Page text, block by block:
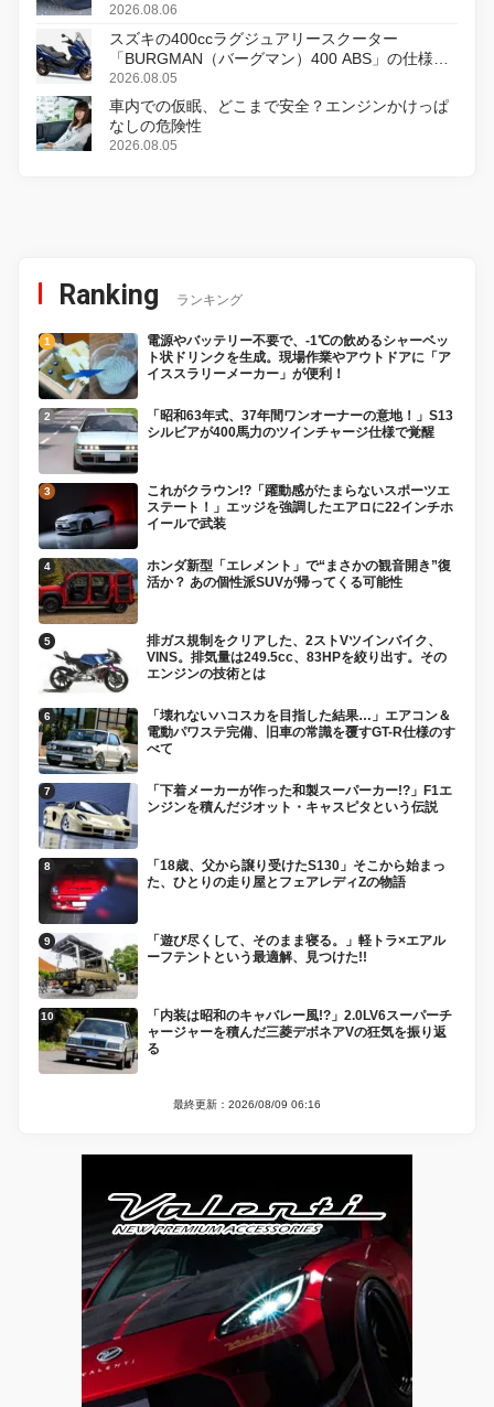
2026.08.06
スズキの400ccラグジュアリースクーター
「BURGMAN（バーグマン）400 ABS」の仕様を
変更し、8月18日に発売
2026.08.05
車内での仮眠、どこまで安全？エンジンかけっぱ
なしの危険性
2026.08.05
Ranking ランキング
電源やバッテリー不要で、-1℃の飲めるシャーベッ
ト状ドリンクを生成。現場作業やアウトドアに「ア
イススラリーメーカー」が便利！
「昭和63年式、37年間ワンオーナーの意地！」S13
シルビアが400馬力のツインチャージ仕様で覚醒
これがクラウン!?「躍動感がたまらないスポーツエ
ステート！」エッジを強調したエアロに22インチホ
イールで武装
ホンダ新型「エレメント」で“まさかの観音開き”復
活か？ あの個性派SUVが帰ってくる可能性
排ガス規制をクリアした、2ストVツインバイク、
VINS。排気量は249.5cc、83HPを絞り出す。その
エンジンの技術とは
「壊れないハコスカを目指した結果…」エアコン＆
電動パワステ完備、旧車の常識を覆すGT-R仕様のす
べて
「下着メーカーが作った和製スーパーカー!?」F1エ
ンジンを積んだジオット・キャスピタという伝説
「18歳、父から譲り受けたS130」そこから始まっ
た、ひとりの走り屋とフェアレディZの物語
「遊び尽くして、そのまま寝る。」軽トラ×エアル
ーフテントという最適解、見つけた!!
「内装は昭和のキャバレー風!?」2.0LV6スーパーチ
ャージャーを積んだ三菱デボネアVの狂気を振り返
る
最終更新：2026/08/09 06:16